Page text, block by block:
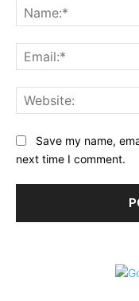
Save my name,
next time I comment.